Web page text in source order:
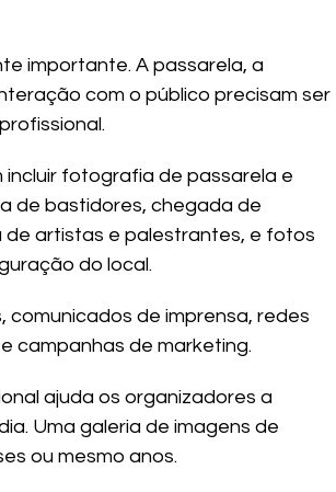
importante. A passarela, a
com o público precisam ser
fotografia de passarela e
de bastidores, chegada de
artistas e palestrantes, e fotos
do local.
comunicados de imprensa, redes
campanhas de marketing.
ajuda os organizadores a
Uma galeria de imagens de
ou mesmo anos.